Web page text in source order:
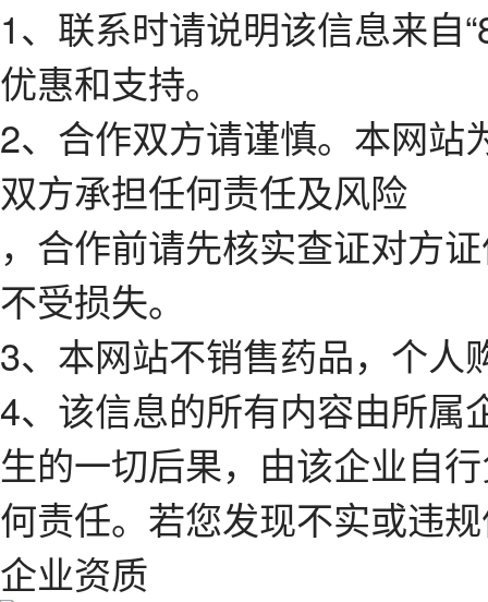
1、联系时请说明该信息来自
优惠和支持。
2、合作双方请谨慎。本网站
双方承担任何责任及风险
，合作前请先核实查证对方
不受损失。
3、本网站不销售药品，个人
4、该信息的所有内容由所属
生的一切后果，由该企业自
何责任。若您发现不实或违
企业资质